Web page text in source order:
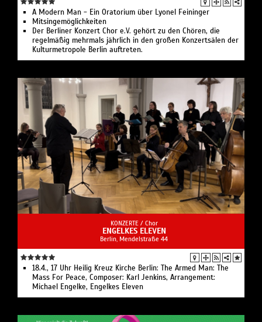
A Modern Man - Ein Oratorium über Lyonel Feininger
Mitsingemöglichkeiten
Der Berliner Konzert Chor e.V. gehört zu den Chören, die
regelmäßig mehrmals jährlich in den großen Konzertsälen der
Kulturmetropole Berlin auftreten.
KONZERTE / Chor
ENGELKES ELEVEN
Berlin, Mendelstraße 44
18.4., 17 Uhr Heilig Kreuz Kirche Berlin: The Armed Man: The
Mass For Peace, Composer: Karl Jenkins, Arrangement:
Michael Engelke, Engelkes Eleven